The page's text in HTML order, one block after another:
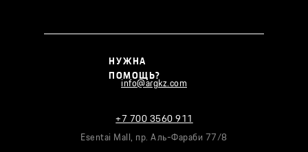
НУЖНА
ПОМОЩЬ?
info@argkz.com
+7 700 3560 911
Esentai Mall, пр. Аль-Фараби 77/8